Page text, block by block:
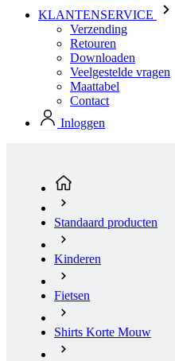
KLANTENSERVICE
Verzending
Retouren
Downloaden
Veelgestelde vragen
Maattabel
Contact
Inloggen
Standaard producten
Kinderen
Fietsen
Shirts Korte Mouw